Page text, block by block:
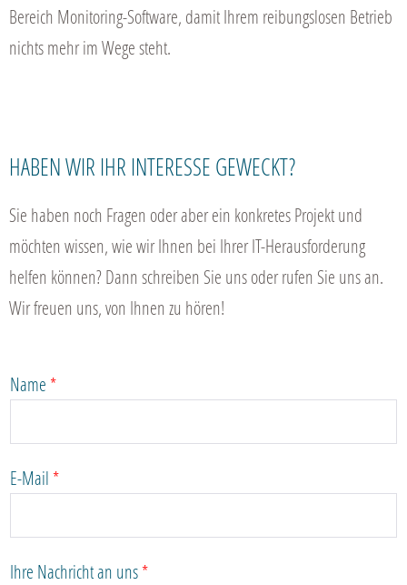
Bereich Monitoring-Software, damit Ihrem reibungslosen Betrieb
nichts mehr im Wege steht.
HABEN WIR IHR INTERESSE GEWECKT?
Sie haben noch Fragen oder aber ein konkretes Projekt und
möchten wissen, wie wir Ihnen bei Ihrer IT-Herausforderung
helfen können? Dann schreiben Sie uns oder rufen Sie uns an.
Wir freuen uns, von Ihnen zu hören!
Name *
E-Mail *
Ihre Nachricht an uns*